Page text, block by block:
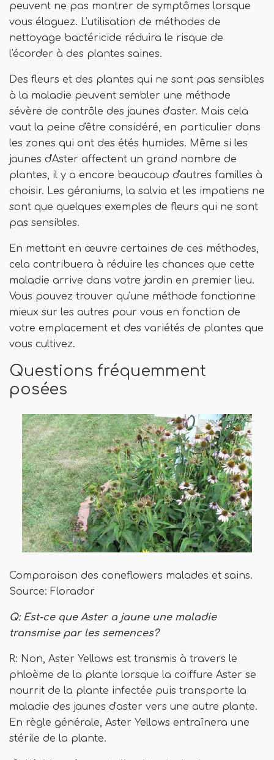
peuvent ne pas montrer de symptômes lorsque
vous élaguez. L'utilisation de méthodes de
nettoyage bactéricide réduira le risque de
l'écorder à des plantes saines.
Des fleurs et des plantes qui ne sont pas sensibles
à la maladie peuvent sembler une méthode
sévère de contrôle des jaunes d'aster. Mais cela
vaut la peine d'être considéré, en particulier dans
les zones qui ont des étés humides. Même si les
jaunes d'Aster affectent un grand nombre de
plantes, il y a encore beaucoup d'autres familles à
choisir. Les géraniums, la salvia et les impatiens ne
sont que quelques exemples de fleurs qui ne sont
pas sensibles.
En mettant en œuvre certaines de ces méthodes,
cela contribuera à réduire les chances que cette
maladie arrive dans votre jardin en premier lieu.
Vous pouvez trouver qu'une méthode fonctionne
mieux sur les autres pour vous en fonction de
votre emplacement et des variétés de plantes que
vous cultivez.
Questions fréquemment
posées
Comparaison des coneflowers malades et sains.
Source: Florador
Q: Est-ce que Aster a jaune une maladie
transmise par les semences?
R: Non, Aster Yellows est transmis à travers le
phloème de la plante lorsque la coiffure Aster se
nourrit de la plante infectée puis transporte la
maladie des jaunes d'aster vers une autre plante.
En règle générale, Aster Yellows entraînera une
stérile de la plante.